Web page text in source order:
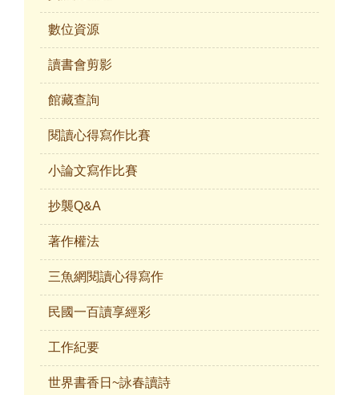
數位資源
讀書會剪影
館藏查詢
閱讀心得寫作比賽
小論文寫作比賽
抄襲Q&A
著作權法
三魚網閱讀心得寫作
民國一百讀享經彩
工作紀要
世界書香日~詠春讀詩